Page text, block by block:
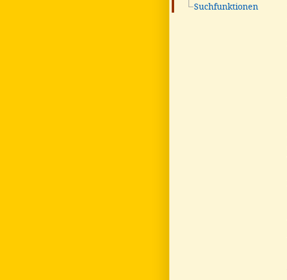
Suchfunktionen